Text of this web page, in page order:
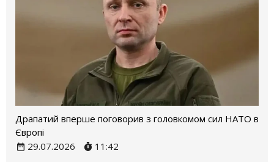
Драпатий вперше поговорив з головкомом сил НАТО в
Європі
29.07.2026
11:42